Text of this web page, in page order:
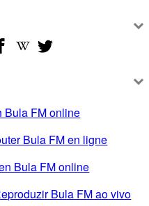
Bula FM online
Bula FM en ligne
Bula FM online
Bula FM ao vivo